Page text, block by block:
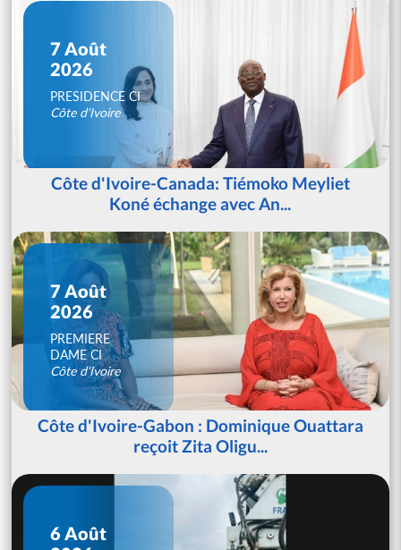
7 Août
2026
PRESIDENCE CI
Côte d'Ivoire
Côte d'Ivoire-Canada: Tiémoko Meyliet
Koné échange avec An...
7 Août
2026
PREMIERE
DAME CI
Côte d'Ivoire
Côte d'Ivoire-Gabon : Dominique Ouattara
reçoit Zita Oligu...
6 Août